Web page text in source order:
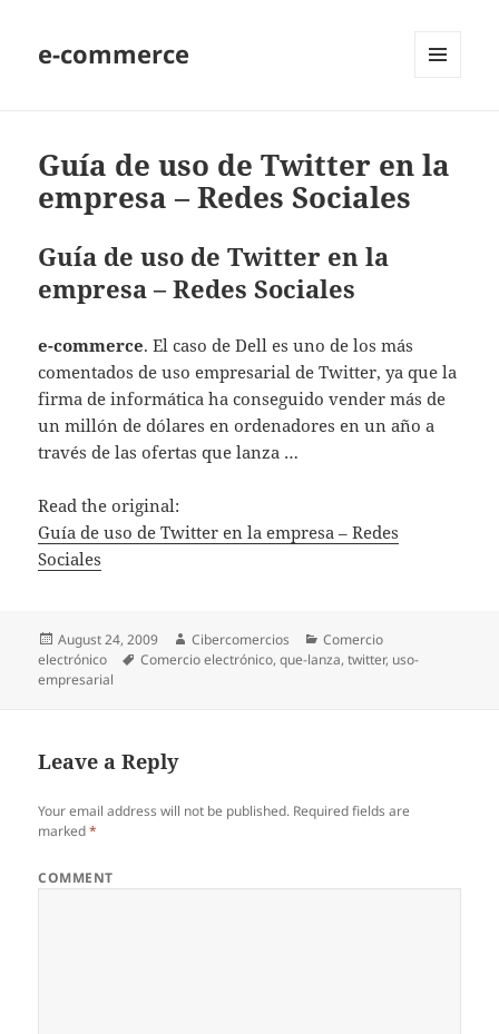
e-commerce
Guía de uso de Twitter en la
empresa – Redes Sociales
Guía de uso de Twitter en la
empresa – Redes Sociales
e-commerce. El caso de Dell es uno de los más
comentados de uso empresarial de Twitter, ya que la
firma de informática ha conseguido vender más de
un millón de dólares en ordenadores en un año a
través de las ofertas que lanza …
Read the original:
Guía de uso de Twitter en la empresa – Redes
Sociales
Posted
on
August 24, 2009 Author
Cibercomercios Categories
Comercio
electrónico
Tags
Comercio electrónico,que-lanza,twitter, uso-
empresarial
Leave a Reply
Your email address will not be published. Required fields are
marked*
COMMENT